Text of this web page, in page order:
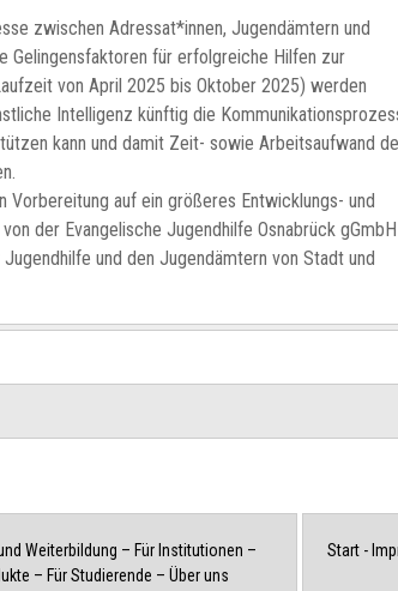
zwischen Adressat*innen, Jugendämtern und
Gelingensfaktoren für erfolgreiche Hilfen zur
von April 2025 bis Oktober 2025) werden
Intelligenz künftig die
kann und damit Zeit- sowie Arbeitsaufwand
auf ein größeres Entwicklungs- und
der Evangelische Jugendhilfe Osnabrück
und den Jugendämtern von Stadt und
Weiterbildung – Für Institutionen –
– Für Studierende – Über uns
Start -